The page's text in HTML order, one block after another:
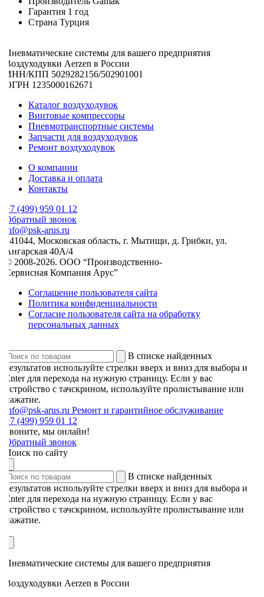
Гарантия 1 год
Страна Турция
системы для вашего предприятия
Aerzen в России
КПП 5029282156/502901001
1235000162671
Каталог воздуходувок
Винтовые компрессоры
Пневмотранспортные системы
Запчасти для воздуходувок
Ремонт воздуходувок
О компании
Доставка и оплата
Контакты
(499) 959 01 12
звонок
arus.ru
Московская область, г. Мытищи, д. Грибки, ул.
40А/4
2008-2026. ООО “Производственно-
Компания Арус”
Соглашение пользователя сайта
Политика конфиденциальности
Согласие пользователя сайта на обработку
персональных данных
В списке найденных
используйте стрелки вверх и вниз для выбора и
для перехода на нужную страницу. Если у вас
с тачскрином, используйте пролистывание или
arus.ruРемонт и гарантийное обслуживание
(499) 959 01 12
мы онлайн!
звонок
по сайту
В списке найденных
используйте стрелки вверх и вниз для выбора и
для перехода на нужную страницу. Если у вас
с тачскрином, используйте пролистывание или
системы для вашего предприятия
Aerzen в России